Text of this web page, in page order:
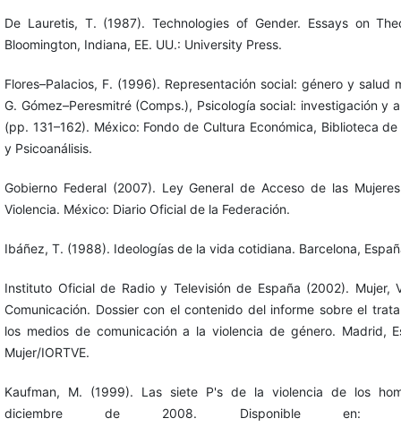
De Lauretis, T. (1987). Technologies of Gender. Essays on
Bloomington, Indiana, EE. UU.: University Press.
Flores–Palacios, F. (1996). Representación social: género y salud
G. Gómez–Peresmitré (Comps.), Psicología social: investigación y
(pp. 131–162). México: Fondo de Cultura Económica, Biblioteca
y Psicoanálisis.
Gobierno Federal (2007). Ley General de Acceso de las
Violencia. México: Diario Oficial de la Federación.
Ibáñez, T. (1988). Ideologías de la vida cotidiana. Barcelona,
Instituto Oficial de Radio y Televisión de España (2002). Mujer,
Comunicación. Dossier con el contenido del informe sobre el
los medios de comunicación a la violencia de género. Madrid,
Mujer/IORTVE.
Kaufman, M. (1999). Las siete P's de la violencia de los
diciembre de 2008. Disponible en: http://